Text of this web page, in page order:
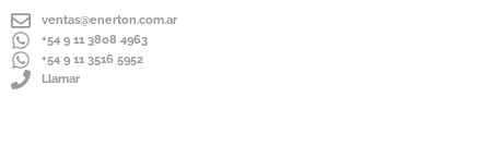
ventas@enerton.com.ar
+54 9 11 3808 4963
+54 9 11 3516 5952
Llamar